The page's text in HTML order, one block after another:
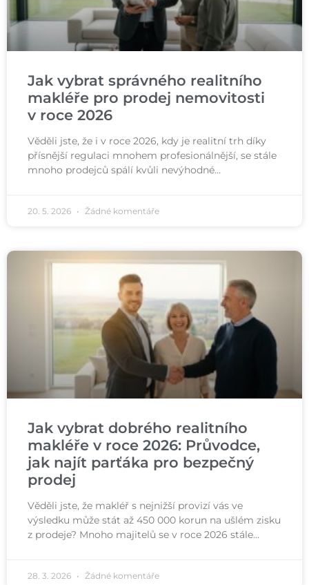
Jak vybrat správného realitního
makléře pro prodej nemovitosti
v roce 2026
Věděli jste, že i v roce 2026, kdy je realitní trh díky
přísnější regulaci mnohem profesionálnější, se stále
mnoho prodejců spálí kvůli nevýhodné…
20. 5. 2026 Žádné komentáře
Jak vybrat dobrého realitního
makléře v roce 2026: Průvodce,
jak najít parťáka pro bezpečný
prodej
Věděli jste, že makléř s nejnižší provizí vás ve
výsledku může stát až 450 000 korun na ušlém zisku
z prodeje? Mnoho majitelů se v roce 2026 stále…
28. 3. 2026 Žádné komentáře